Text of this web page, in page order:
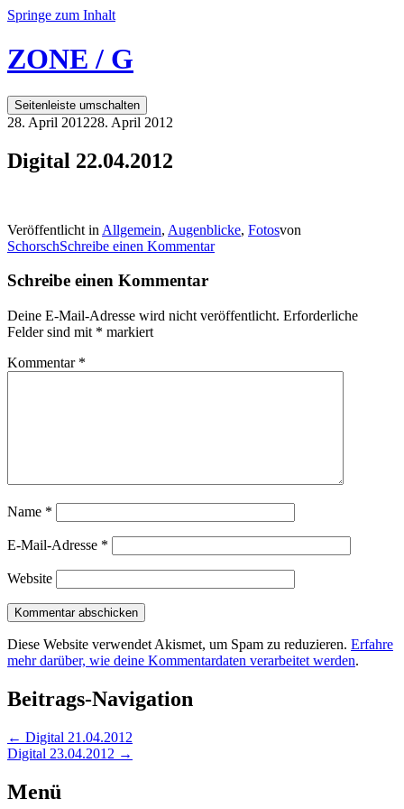
Springe zum Inhalt
ZONE / G
Seitenleiste umschalten
28. April 201228. April 2012
Digital 22.04.2012
Veröffentlicht in Allgemein, Augenblicke, Fotosvon
SchorschSchreibe einen Kommentar
Schreibe einen Kommentar
Deine E-Mail-Adresse wird nicht veröffentlicht. Erforderliche
Felder sind mit * markiert
Kommentar *
Name *
E-Mail-Adresse *
Website
Diese Website verwendet Akismet, um Spam zu reduzieren. Erfahre
mehr darüber, wie deine Kommentardaten verarbeitet werden.
Beitrags-Navigation
← Digital 21.04.2012
Digital 23.04.2012 →
Menü